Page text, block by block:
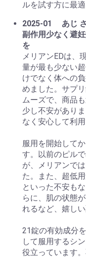
ルを試す方に最
2025-01
あじ
副作用少なく避
を
メリアンEDは、
量が最も少ない
けでなく体への
めました。サプ
ムーズで、商品
少し不安があり
なく安心して利用
服用を開始して
す。以前のピル
が、メリアンで
た。また、超低
といった不安も
らに、肌の状態
れるなど、嬉し
21錠の有効成分
して服用するシ
役立っています